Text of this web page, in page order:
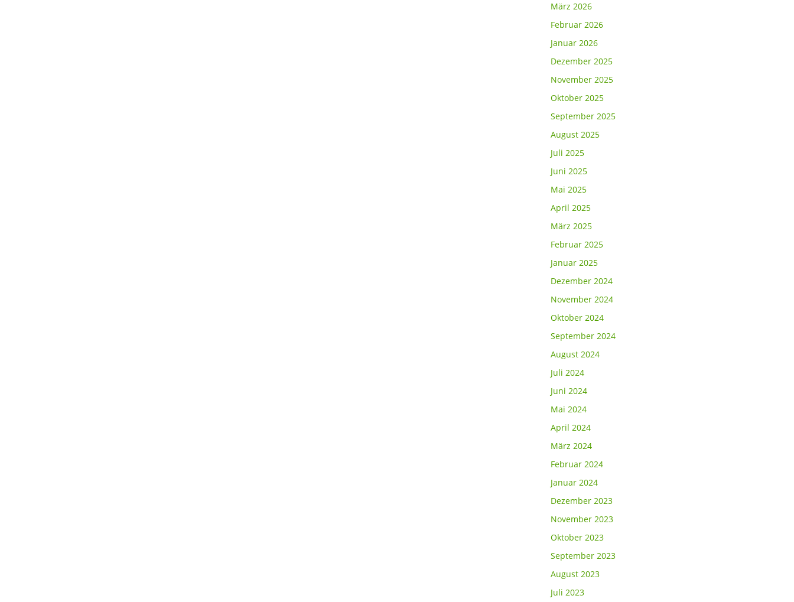
März 2026
Februar 2026
Januar 2026
Dezember 2025
November 2025
Oktober 2025
September 2025
August 2025
Juli 2025
Juni 2025
Mai 2025
April 2025
März 2025
Februar 2025
Januar 2025
Dezember 2024
November 2024
Oktober 2024
September 2024
August 2024
Juli 2024
Juni 2024
Mai 2024
April 2024
März 2024
Februar 2024
Januar 2024
Dezember 2023
November 2023
Oktober 2023
September 2023
August 2023
Juli 2023